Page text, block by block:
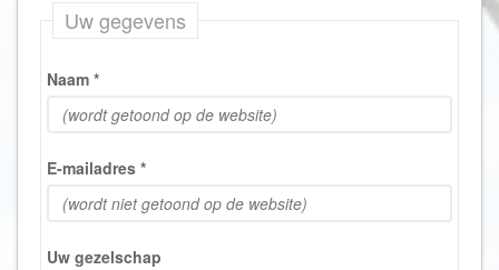
Uw gegevens
Naam *
E-mailadres *
Uw gezelschap